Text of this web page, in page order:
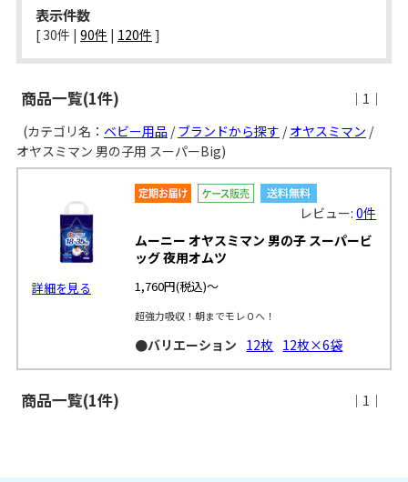
表示件数
[ 30件 | 90件 | 120件 ]
商品一覧(1件)
｜1｜
(カテゴリ名： ベビー用品 /ブランドから探す /オヤスミマン /
オヤスミマン 男の子用 スーパーBig)
詳細を見る
レビュー:0件
ムーニー オヤスミマン 男の子 スーパービ
ッグ 夜用オムツ
1,760円(税込)～
超強力吸収！朝までモレ０へ！
●バリエーション 12枚 12枚×6袋
商品一覧(1件) ｜1｜